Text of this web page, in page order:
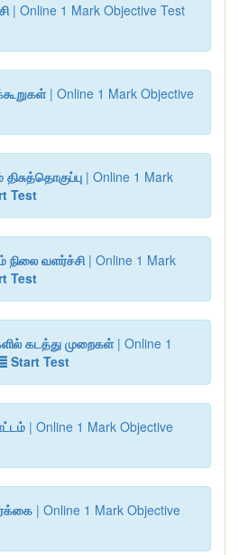
| Online 1 Mark Objective Test
| Online 1 Mark Objective
| Online 1 Mark
Test
வளர்ச்சி| Online 1 Mark
Test
கடத்து முறைகள்| Online 1
Start Test
| Online 1 Mark Objective
| Online 1 Mark Objective